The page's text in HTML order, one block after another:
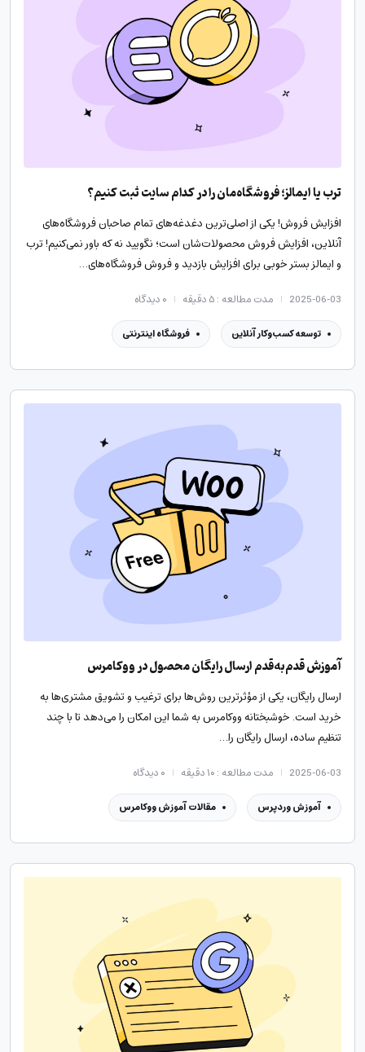
ترب یا ایمالز؛ فروشگاه‌مان را در کدام سایت ثبت کنیم؟
افزایش فروش! یکی از اصلی‌ترین دغدغه‌های تمام صاحبان فروشگاه‌های
آنلاین، افزایش فروش محصولات‌شان است؛ نگویید نه که باور نمی‌کنیم! ترب
و ایمالز بستر خوبی برای افزایش بازدید و فروش فروشگاه‌های…
2025-06-03 مدت مطالعه : ۵ دقیقه ۰دیدگاه
توسعه کسب‌وکار آنلاین فروشگاه اینترنتی
آموزش قدم‌به‌قدم ارسال رایگان محصول در ووکامرس
ارسال رایگان، یکی از مؤثرترین روش‌ها برای ترغیب و تشویق مشتری‌ها به
خرید است. خوشبختانه ووکامرس به شما این امکان را می‌دهد تا با چند
تنظیم ساده، ارسال رایگان را…
2025-06-03 مدت مطالعه : ۱۰ دقیقه ۰دیدگاه
آموزش وردپرس مقالات آموزش ووکامرس